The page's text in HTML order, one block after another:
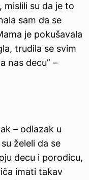
mislili su da je to
sam da se
je pokušavala
trudila se svim
nas decu” –
– odlazak u
želeli da se
decu i porodicu,
imati takav